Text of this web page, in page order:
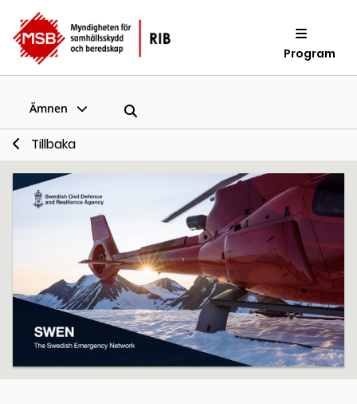
Program
Ämnen
Tillbaka